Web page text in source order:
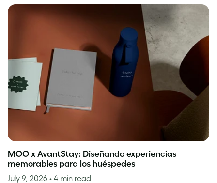
MOO x AvantStay: Diseñando experiencias
memorables para los huéspedes
July 9, 2026 • 4 min read